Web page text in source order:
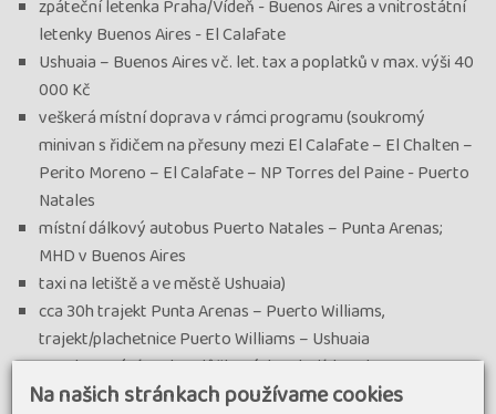
zpáteční letenka Praha/Vídeň - Buenos Aires a vnitrostátní
letenky Buenos Aires - El Calafate
Ushuaia – Buenos Aires vč. let. tax a poplatků v max. výši 40
000 Kč
veškerá místní doprava v rámci programu (soukromý
minivan s řidičem na přesuny mezi El Calafate – El Chalten –
Perito Moreno – El Calafate – NP Torres del Paine - Puerto
Natales
místní dálkový autobus Puerto Natales – Punta Arenas;
MHD v Buenos Aires
taxi na letiště a ve městě Ushuaia)
cca 30h trajekt Punta Arenas – Puerto Williams,
trajekt/plachetnice Puerto Williams – Ushuaia
12x ubytování ve dvoulůžkových pokojích s vl. soc.
zařízením
Na našich stránkach používame cookies